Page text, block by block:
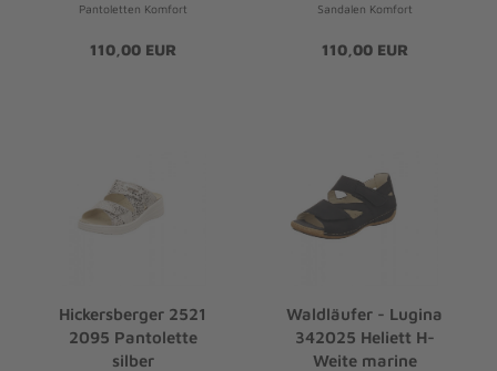
Pantoletten Komfort
110,00 EUR
Sandalen Komfort
110,00 EUR
Hickersberger 2521
2095 Pantolette
silber
Waldläufer - Lugina
342025 Heliett H-
Weite marine